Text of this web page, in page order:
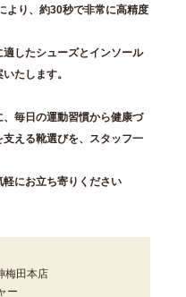
より、約30秒で非常に高精度
したシューズとインソール
たします。
、毎日の運動習慣から健康づ
える靴選びを、スタッフ一
にお立ち寄りください
梅田本店
ー